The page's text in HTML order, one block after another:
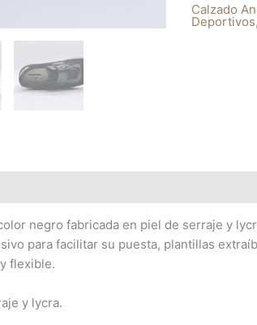
Calzado
Deportivos,
negro fabricada en piel de serraje y
para facilitar su puesta, plantillas
flexible.
y lycra.